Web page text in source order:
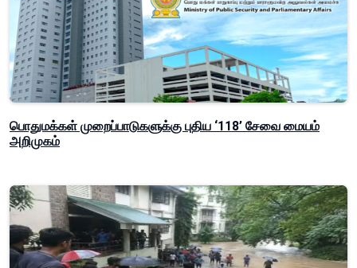
பொதுமக்கள் முறைப்பாடுகளுக்கு புதிய ‘118’ சேவை மையம்
அறிமுகம்